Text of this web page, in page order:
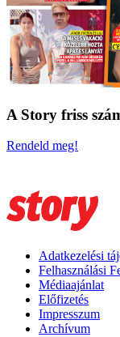
A Story friss
Rendeld meg!
Adatkezelési
Felhasználási
Médiaajánlat
Előfizetés
Impresszum
Archívum